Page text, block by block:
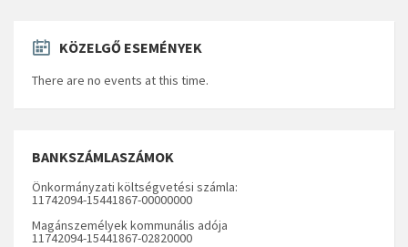
KÖZELGŐ ESEMÉNYEK
There are no events at this time.
BANKSZÁMLASZÁMOK
Önkormányzati költségvetési számla:
11742094-15441867-00000000
Magánszemélyek kommunális adója
11742094-15441867-02820000